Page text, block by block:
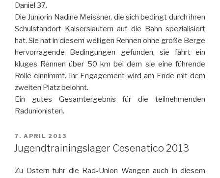
Daniel 37.
Die Juniorin Nadine Meissner, die sich bedingt durch ihren
Schulstandort Kaiserslautern auf die Bahn spezialisiert
hat. Sie hat in diesem welligen Rennen ohne große Berge
hervorragende Bedingungen gefunden, sie fährt ein
kluges Rennen über 50 km bei dem sie eine führende
Rolle einnimmt. Ihr Engagement wird am Ende mit dem
zweiten Platz belohnt.
Ein gutes Gesamtergebnis für die teilnehmenden
Radunionisten.
VERÖFFENTLICHT
AM
7. APRIL 2013
Jugendtrainingslager Cesenatico 2013
Zu Ostern fuhr die Rad-Union Wangen auch in diesem